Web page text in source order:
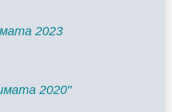
2023
2020"